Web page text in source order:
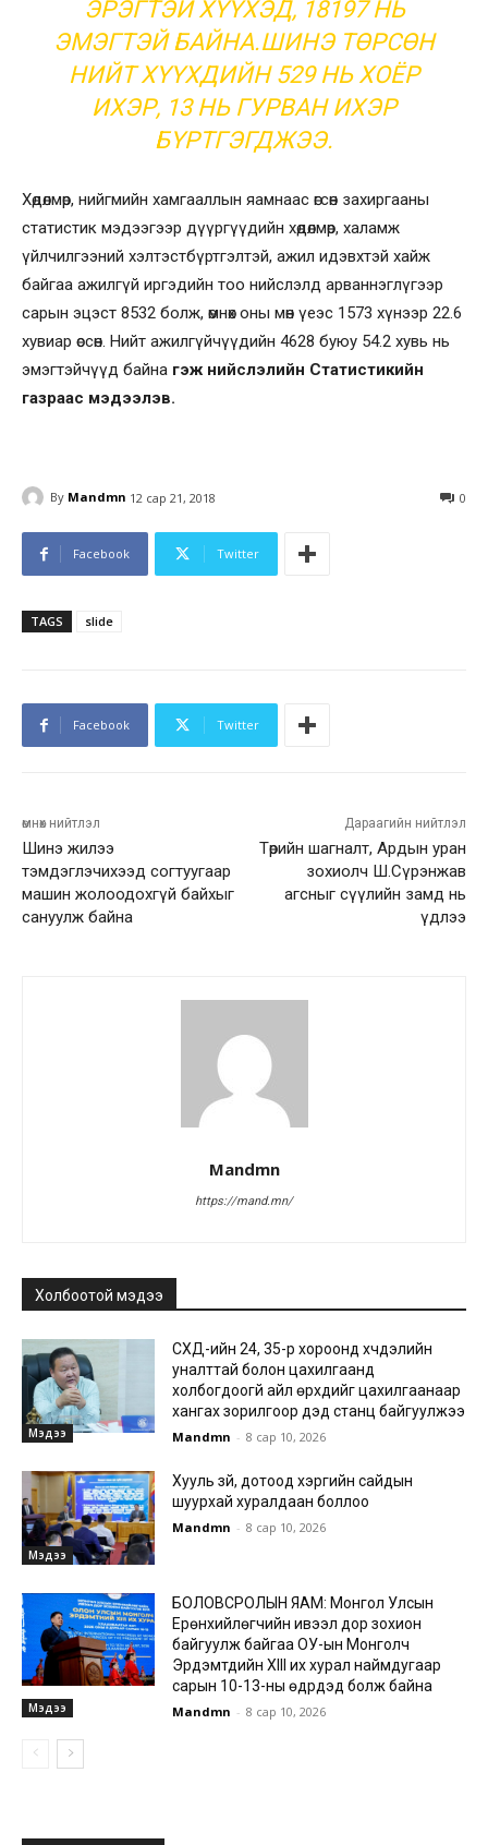
ЭРЭГТЭЙ ХҮҮХЭД, 18197 НЬ
ЭМЭГТЭЙ БАЙНА.ШИНЭ ТӨРСӨН
НИЙТ ХҮҮХДИЙН 529 НЬ ХОЁР
ИХЭР, 13 НЬ ГУРВАН ИХЭР
БҮРТГЭГДЖЭЭ.
Хөдөлмөр, нийгмийн хамгааллын яамнаас өгсөн захиргааны
статистик мэдээгээр дүүргүүдийн хөдөлмөр, халамж
үйлчилгээний хэлтэстбүртгэлтэй, ажил идэвхтэй хайж
байгаа ажилгүй иргэдийн тоо нийслэлд арваннэглүгээр
сарын эцэст 8532 болж, өмнөх оны мөн үеэс 1573 хүнээр 22.6
хувиар өссөн. Нийт ажилгүйчүүдийн 4628 буюу 54.2 хувь нь
эмэгтэйчүүд байна гэж нийслэлийн Статистикийн
газраас мэдээлэв.
By Mandmn 12 сар 21, 2018 0
Facebook Twitter
TAGS slide
Facebook Twitter
өмнөх нийтлэл
Шинэ жилээ
тэмдэглэчихээд согтуугаар
машин жолоодохгүй байхыг
сануулж байна
Дараагийн нийтлэл
Төрийн шагналт, Ардын уран
зохиолч Ш.Сүрэнжав
агсныг сүүлийн замд нь
үдлээ
Mandmn
https://mand.mn/
Холбоотой мэдээ
Мэдээ
СХД-ийн 24, 35-р хороонд хүчдэлийн
уналттай болон цахилгаанд
холбогдоогүй айл өрхүүдийг цахилгаанаар
хангах зорилгоор дэд станц байгуулжээ
Mandmn - 8 сар 10, 2026
Мэдээ
Хууль зүй, дотоод хэргийн сайдын
шуурхай хуралдаан боллоо
Mandmn - 8 сар 10, 2026
Мэдээ
БОЛОВСРОЛЫН ЯАМ: Монгол Улсын
Ерөнхийлөгчийн ивээл дор зохион
байгуулж байгаа ОУ-ын Монголч
Эрдэмтдийн XIII их хурал наймдугаар
сарын 10-13-ны өдрүүдэд болж байна
Mandmn - 8 сар 10, 2026